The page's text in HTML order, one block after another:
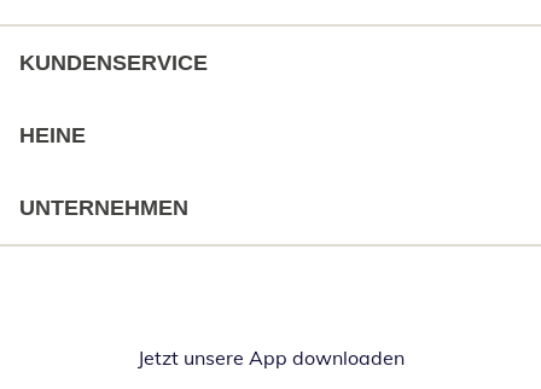
KUNDENSERVICE
HEINE
UNTERNEHMEN
Jetzt unsere App downloadenÖffnet in